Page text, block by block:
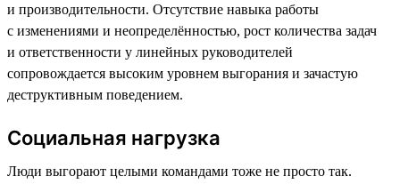
и производительности. Отсутствие навыка работы
с изменениями и неопределённостью, рост количества задач
и ответственности у линейных руководителей
сопровождается высоким уровнем выгорания и зачастую
деструктивным поведением.
Социальная нагрузка
Люди выгорают целыми командами тоже не просто так.